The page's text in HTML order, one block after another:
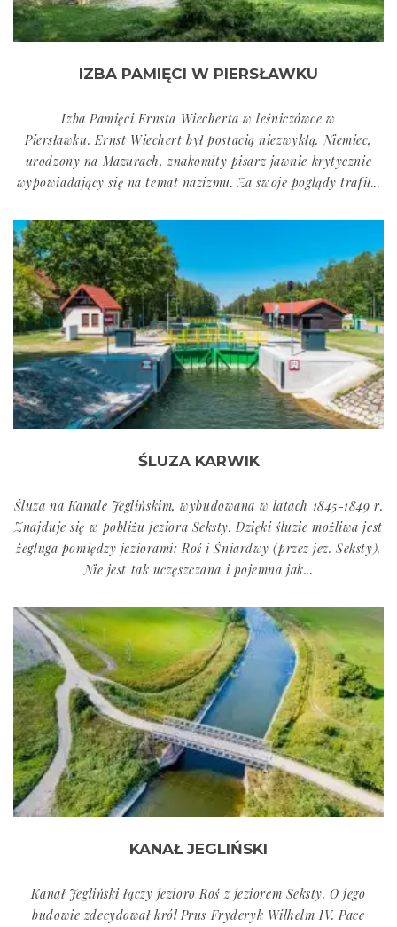
IZBA PAMIĘCI W PIERSŁAWKU
Izba Pamięci Ernsta Wiecherta w leśniczówce w
Piersławku. Ernst Wiechert był postacią niezwykłą. Niemiec,
urodzony na Mazurach, znakomity pisarz jawnie krytycznie
wypowiadający się na temat nazizmu. Za swoje poglądy trafił...
ŚLUZA KARWIK
Śluza na Kanale Jeglińskim, wybudowana w latach 1845-1849 r.
Znajduje się w pobliżu jeziora Seksty. Dzięki śluzie możliwa jest
żegluga pomiędzy jeziorami: Roś i Śniardwy (przez jez. Seksty).
Nie jest tak uczęszczana i pojemna jak...
KANAŁ JEGLIŃSKI
Kanał Jegliński łączy jezioro Roś z jeziorem Seksty. O jego
budowie zdecydował król Prus Fryderyk Wilhelm IV. Pace